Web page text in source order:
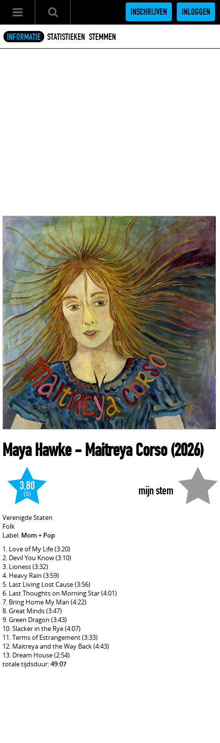
INSCHRIJVEN INLOGGEN
INFORMATIE STATISTIEKEN STEMMEN
Maya Hawke- Maitreya Corso(2026)
mijn stem
3,80
(5)
Verenigde Staten
Folk
Label: Mom + Pop
Love of My Life(3:20)
Devil You Know(3:10)
Lioness(3:32)
Heavy Rain (3:59)
Last Living Lost Cause(3:56)
Last Thoughts on Morning Star(4:01)
Bring Home My Man (4:22)
Great Minds(3:47)
Green Dragon (3:43)
Slacker in the Rye(4:07)
Terms of Estrangement(3:33)
Maitreya and the Way Back(4:43)
Dream House(2:54)
totale tijdsduur:49:07